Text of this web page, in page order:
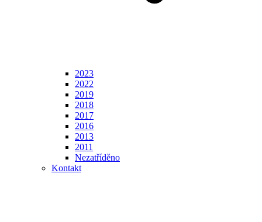
2023
2022
2019
2018
2017
2016
2013
2011
Nezatříděno
Kontakt